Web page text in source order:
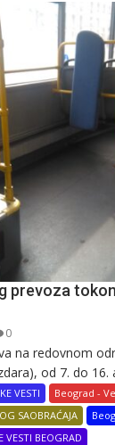
prevoza
0
na redovnom
od 7. do 16.
VESTI
Beograd -
SAOBRAĆAJA
VESTI BEOGRAD